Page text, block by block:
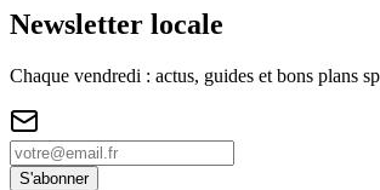
Newsletter locale
Chaque vendredi : actus, guides et bons plans
S'abonner